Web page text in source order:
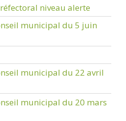
niveau alerte
municipal du 5 juin
municipal du 22 avril
municipal du 20 mars